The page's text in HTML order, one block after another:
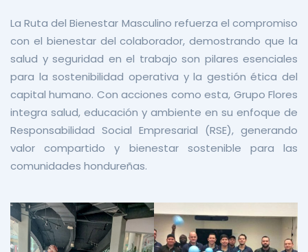
La Ruta del Bienestar Masculino refuerza el compromiso
con el bienestar del colaborador, demostrando que la
salud y seguridad en el trabajo son pilares esenciales
para la sostenibilidad operativa y la gestión ética del
capital humano. Con acciones como esta, Grupo Flores
integra salud, educación y ambiente en su enfoque de
Responsabilidad Social Empresarial (RSE), generando
valor compartido y bienestar sostenible para las
comunidades hondureñas.